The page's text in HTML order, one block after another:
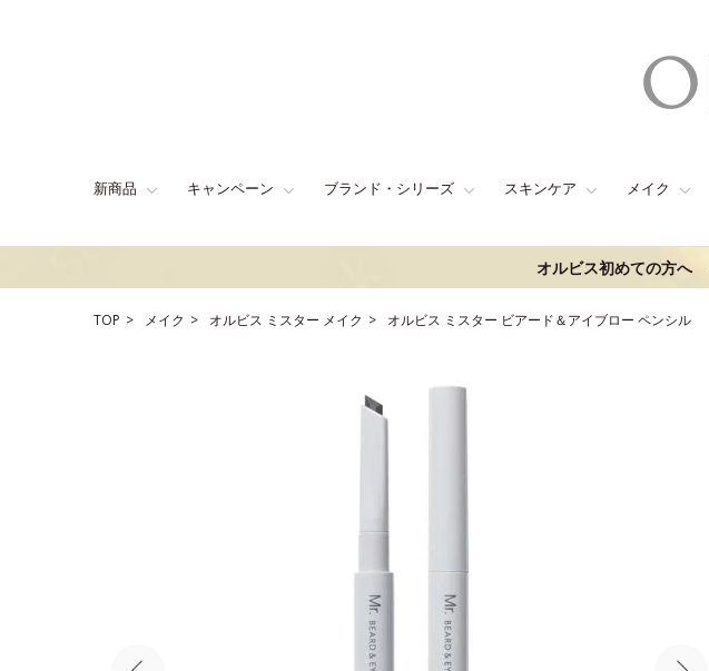
新商品 キャンペーン ブランド・シリーズ スキンケア メイク
オルビス初めての方へ
TOP メイク オルビス ミスター メイク オルビス ミスター ビアード＆アイブロー ペンシル